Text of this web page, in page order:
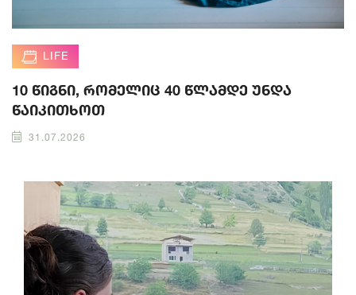
LIFE
10 წიგნი, რომელიც 40 წლამდე უნდა
წაიკითხოთ
31.07.2026